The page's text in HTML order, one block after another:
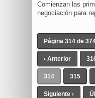
Comienzan las
negociación para
Página 314 de
‹ Anterior
314 315
Siguiente ›